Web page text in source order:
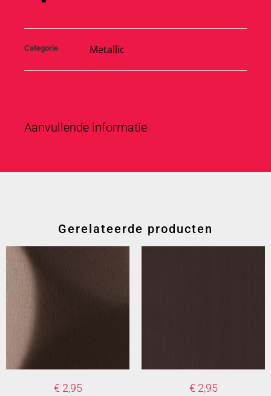
Categorie Metallic
Aanvullende informatie
Gerelateerde producten
€ 2,95 € 2,95